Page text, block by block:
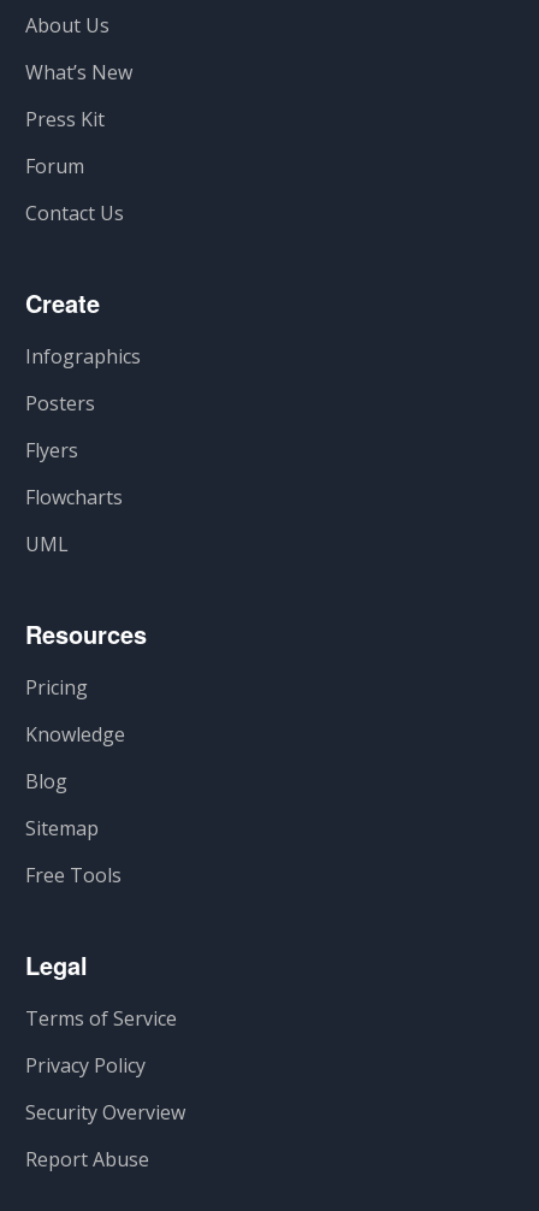
About Us
What’s New
Press Kit
Forum
Contact Us
Create
Infographics
Posters
Flyers
Flowcharts
UML
Resources
Pricing
Knowledge
Blog
Sitemap
Free Tools
Legal
Terms of Service
Privacy Policy
Security Overview
Report Abuse